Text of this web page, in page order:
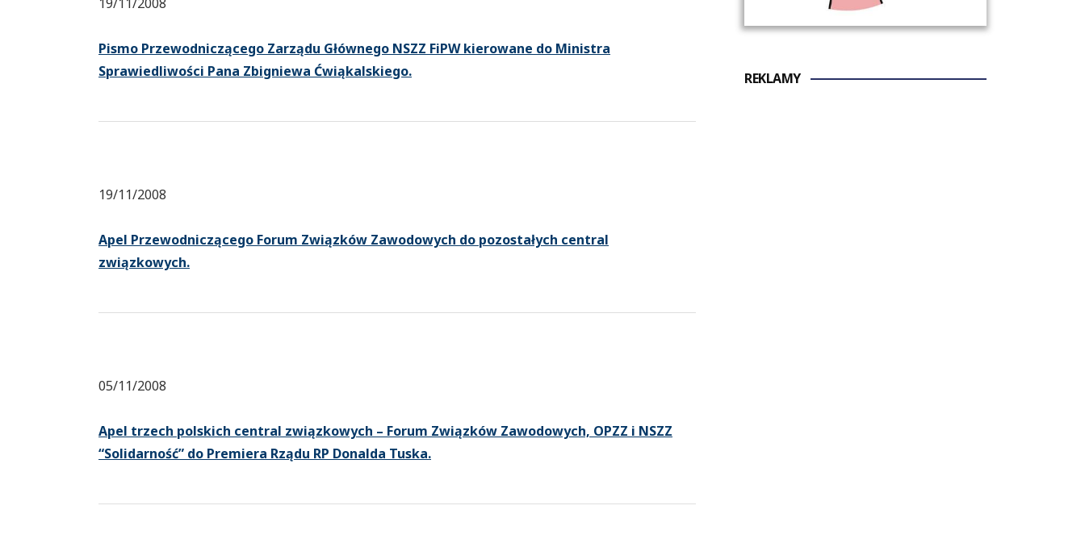
Pismo Przewodniczącego Zarządu Głównego NSZZ FiPW kierowane do Ministra
Sprawiedliwości Pana Zbigniewa Ćwiąkalskiego.
19/11/2008
Apel Przewodniczącego Forum Związków Zawodowych do pozostałych central
związkowych.
05/11/2008
Apel trzech polskich central związkowych – Forum Związków Zawodowych, OPZZ i NSZZ
“Solidarność” do Premiera Rządu RP Donalda Tuska.
REKLAMY